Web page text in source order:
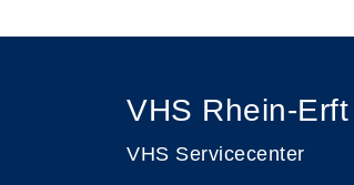
VHS Rhein-Erft
VHS Servicecenter